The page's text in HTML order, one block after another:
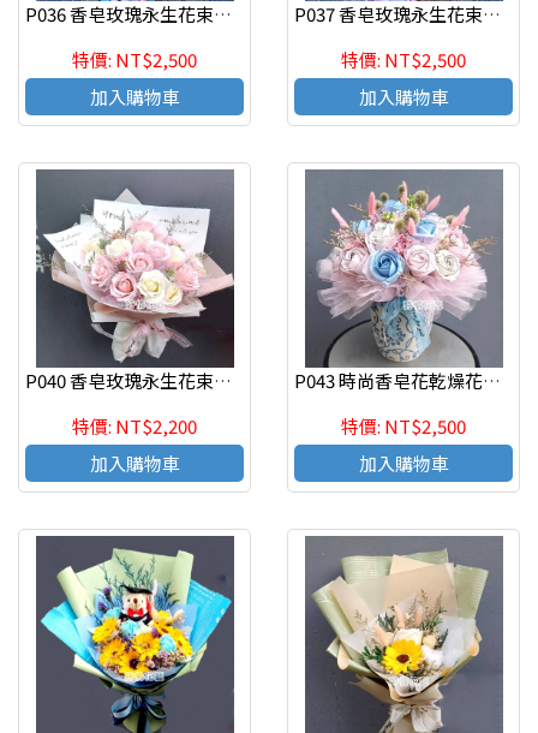
P036 香皂玫瑰永生花束時尚流行 七夕情人節花束
特價: NT$2,500
加入購物車
P037 香皂玫瑰永生花束時尚流行 七夕情人節花束
特價: NT$2,500
加入購物車
P040 香皂玫瑰永生花束時尚流行 七夕情人節花束
特價: NT$2,200
加入購物車
P043 時尚香皂花乾燥花盆花 開幕賀禮
特價: NT$2,500
加入購物車